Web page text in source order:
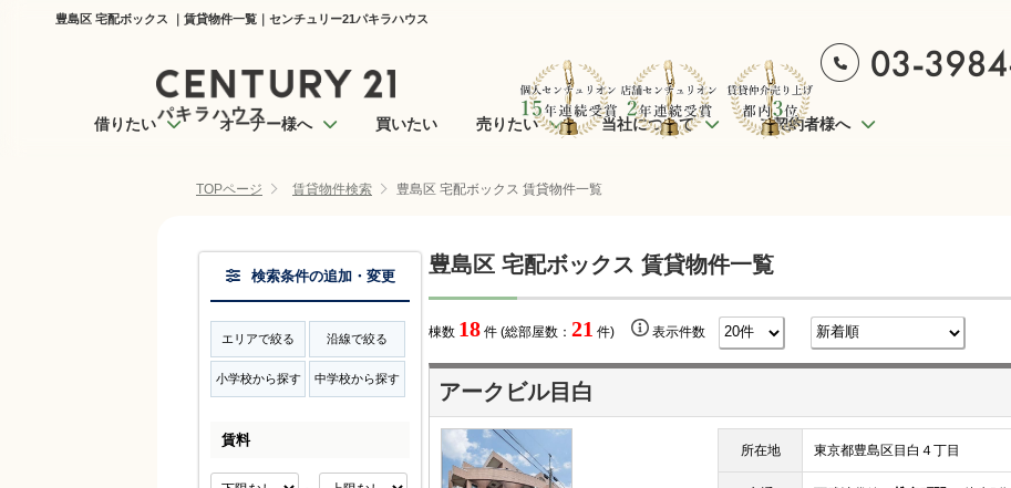
豊島区 宅配ボックス ｜賃貸物件一覧｜センチュリー21パキラハウス
借りたい オーナー様へ 買いたい 売りたい 当社について ご契約者様へ
TOPページ 賃貸物件検索 豊島区 宅配ボックス 賃貸物件一覧
豊島区 宅配ボックス 賃貸物件一覧
棟数 18 件 (総部屋数： 21 件) 表示件数
アークビル目白
所在地 東京都豊島区目白４丁目
検索条件の追加・変更
エリアで絞る 沿線で絞る
小学校から探す 中学校から探す
賃料